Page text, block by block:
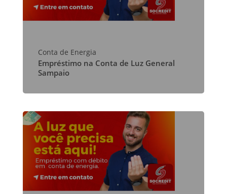
Conta de Energia
Empréstimo na Conta de Luz General
Sampaio